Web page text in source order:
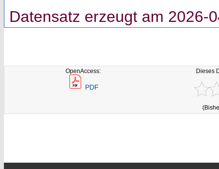
Datensatz erzeugt am 2026-
OpenAccess:
PDF
Dieses